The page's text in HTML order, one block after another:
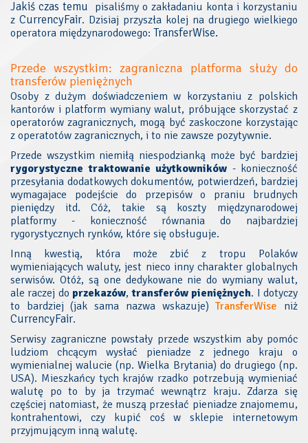
Jakiś czas temu pisaliśmy o zakładaniu konta i korzystaniu
z CurrencyFair. Dzisiaj przyszła kolej na drugiego wielkiego
operatora międzynarodowego: TransferWise.
Przede wszystkim: zagraniczna platforma służy do
transferów pieniężnych
Osoby z dużym doświadczeniem w korzystaniu z polskich
kantorów i platform wymiany walut, próbujące skorzystać z
operatorów zagranicznych, mogą być zaskoczone korzystając
z operatotów zagranicznych, i to nie zawsze pozytywnie.
Przede wszystkim niemiłą niespodzianką może być bardziej
rygorystyczne traktowanie użytkowników - konieczność
przesyłania dodatkowych dokumentów, potwierdzeń, bardziej
wymagajace podejście do przepisów o praniu brudnych
pieniędzy itd. Cóż, takie są koszty międzynarodowej
platformy - konieczność równania do najbardziej
rygorystycznych rynków, które się obsługuje.
Inną kwestią, która może zbić z tropu Polaków
wymieniających waluty, jest nieco inny charakter globalnych
serwisów. Otóż, są one dedykowane nie do wymiany walut,
ale raczej do przekazów,transferów pieniężnych. I dotyczy
to bardziej (jak sama nazwa wskazuje)TransferWise niż
CurrencyFair.
Serwisy zagraniczne powstały przede wszystkim aby pomóc
ludziom chcącym wysłać pieniadze z jednego kraju o
wymienialnej walucie (np. Wielka Brytania) do drugiego (np.
USA). Mieszkańcy tych krajów rzadko potrzebują wymieniać
walutę po to by ja trzymać wewnątrz kraju. Zdarza się
częściej natomiast, że muszą przesłać pieniadze znajomemu,
kontrahentowi, czy kupić coś w sklepie internetowym
przyjmującym inną walutę.